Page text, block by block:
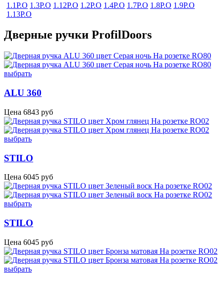
1.1P.O 1.3P.O 1.12P.O 1.2P.O 1.4P.O 1.7P.O 1.8P.O 1.9P.O
1.13P.O
Дверные ручки ProfilDoors
выбрать
ALU 360
Цена 6843 руб
выбрать
STILO
Цена 6045 руб
выбрать
STILO
Цена 6045 руб
выбрать